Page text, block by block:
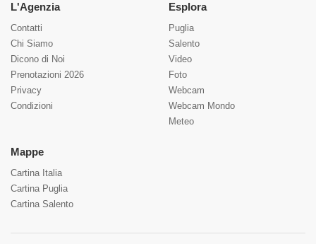
L'Agenzia
Contatti
Chi Siamo
Dicono di Noi
Prenotazioni 2026
Privacy
Condizioni
Esplora
Puglia
Salento
Video
Foto
Webcam
Webcam Mondo
Meteo
Mappe
Cartina Italia
Cartina Puglia
Cartina Salento